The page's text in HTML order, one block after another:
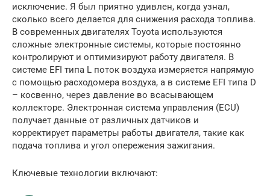
исключение. Я был приятно удивлен, когда узнал,
сколько всего делается для снижения расхода топлива.
В современных двигателях Toyota используются
сложные электронные системы, которые постоянно
контролируют и оптимизируют работу двигателя. В
системе EFI типа L поток воздуха измеряется напрямую
с помощью расходомера воздуха, а в системе EFI типа D
– косвенно, через давление во всасывающем
коллекторе. Электронная система управления (ECU)
получает данные от различных датчиков и
корректирует параметры работы двигателя, такие как
подача топлива и угол опережения зажигания.
Ключевые технологии включают: